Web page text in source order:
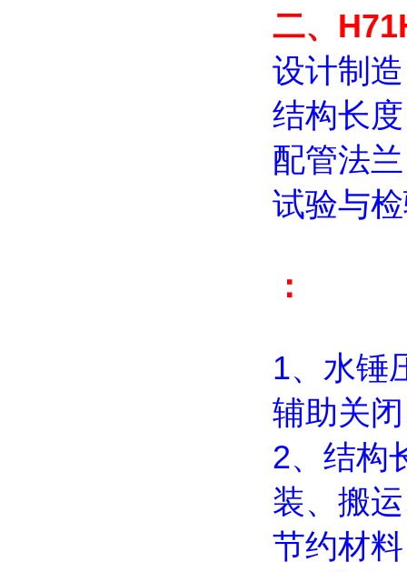
二、
设计制
结构长
配管
试验与
：
1、水锤
辅助关
2、结构
装、搬
节约材